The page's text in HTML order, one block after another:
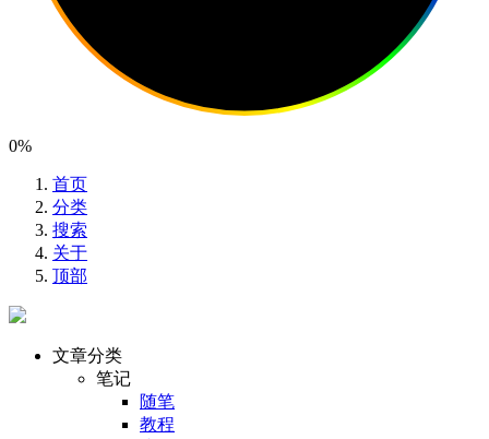
0%
首页
分类
搜索
关于
顶部
文章分类
笔记
随笔
教程